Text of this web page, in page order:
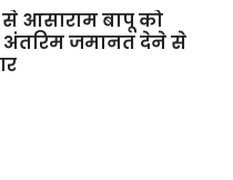
से आसाराम बापू को
अंतरिम जमानत देने से